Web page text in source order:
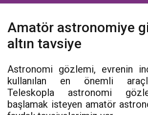
Amatör astronomiye
altın tavsiye
Astronomi gözlemi, evrenin
kullanılan en önemli
Teleskopla astronomi
başlamak isteyen amatör